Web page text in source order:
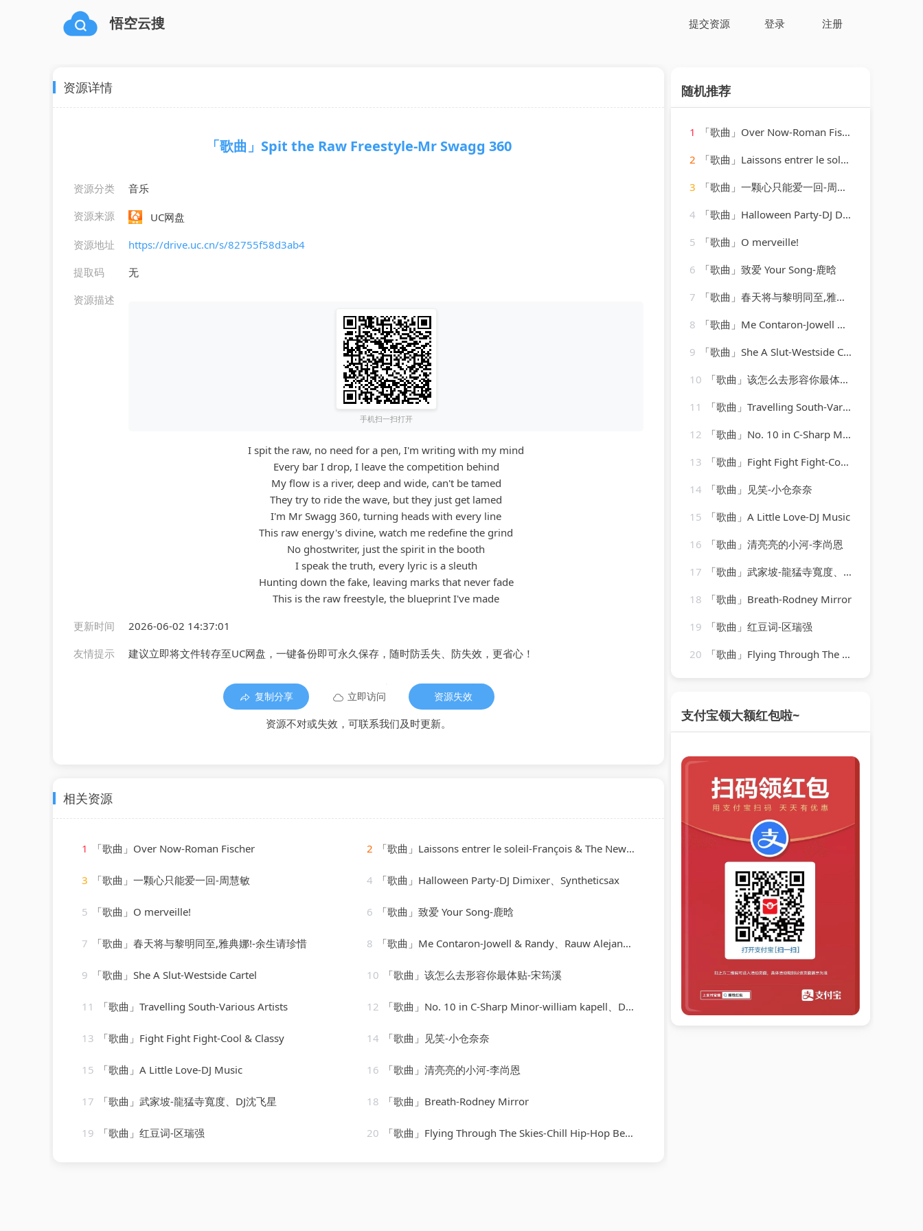
悟空云搜 提交资源 登录 注册
资源详情
「歌曲」Spit the Raw Freestyle-Mr Swagg 360
资源分类
音乐
资源来源
UC网盘
资源地址
https://drive.uc.cn/s/82755f58d3ab4
提取码
无
资源描述
手机扫一扫打开
I spit the raw, no need for a pen, I'm writing with my mind
Every bar I drop, I leave the competition behind
My flow is a river, deep and wide, can't be tamed
They try to ride the wave, but they just get lamed
I'm Mr Swagg 360, turning heads with every line
This raw energy's divine, watch me redefine the grind
No ghostwriter, just the spirit in the booth
I speak the truth, every lyric is a sleuth
Hunting down the fake, leaving marks that never fade
This is the raw freestyle, the blueprint I've made
更新时间
2026-06-02 14:37:01
友情提示
建议立即将文件转存至UC网盘，一键备份即可永久保存，随时防丢失、防失效，更省心！
复制分享 立即访问 资源失效
资源不对或失效，可联系我们及时更新。
相关资源
1 「歌曲」Over Now-Roman Fischer 2 「歌曲」Laissons entrer le soleil-François & The New Frenchies
3 「歌曲」一颗心只能爱一回-周慧敏 4 「歌曲」Halloween Party-DJ Dimixer、Syntheticsax
5 「歌曲」O merveille! 6 「歌曲」致爱 Your Song-鹿晗
7 「歌曲」春天将与黎明同至,雅典娜!-余生请珍惜 8 「歌曲」Me Contaron-Jowell & Randy、Rauw Alejandro
9 「歌曲」She A Slut-Westside Cartel 10 「歌曲」该怎么去形容你最体贴-宋筠溪
11 「歌曲」Travelling South-Various Artists 12 「歌曲」No. 10 in C-Sharp Minor-william kapell、Dmitri Shostakovich
13 「歌曲」Fight Fight Fight-Cool & Classy 14 「歌曲」见笑-小仓奈奈
15 「歌曲」A Little Love-DJ Music 16 「歌曲」清亮亮的小河-李尚恩
17 「歌曲」武家坡-龍猛寺寬度、DJ沈飞星 18 「歌曲」Breath-Rodney Mirror
19 「歌曲」红豆词-区瑞强 20 「歌曲」Flying Through The Skies-Chill Hip-Hop Beats、LofiCentral、Lo-Fi Beats
随机推荐
1
「歌曲」Over Now-Roman Fischer
2
「歌曲」Laissons entrer le soleil-François & The New Frenchies
3
「歌曲」一颗心只能爱一回-周慧敏
4
「歌曲」Halloween Party-DJ Dimixer、Syntheticsax
5
「歌曲」O merveille!
6
「歌曲」致爱 Your Song-鹿晗
7
「歌曲」春天将与黎明同至,雅典娜!-余生请珍惜
8
「歌曲」Me Contaron-Jowell & Randy、Rauw Alejandro
9
「歌曲」She A Slut-Westside Cartel
10
「歌曲」该怎么去形容你最体贴-宋筠溪
11
「歌曲」Travelling South-Various Artists
12
「歌曲」No. 10 in C-Sharp Minor-william kapell、Dmitri Shostakovich
13
「歌曲」Fight Fight Fight-Cool & Classy
14
「歌曲」见笑-小仓奈奈
15
「歌曲」A Little Love-DJ Music
16
「歌曲」清亮亮的小河-李尚恩
17
「歌曲」武家坡-龍猛寺寬度、DJ沈飞星
18
「歌曲」Breath-Rodney Mirror
19
「歌曲」红豆词-区瑞强
20
「歌曲」Flying Through The Skies-Chill Hip-Hop Beats、LofiCentral、Lo-Fi Beats
支付宝领大额红包啦~